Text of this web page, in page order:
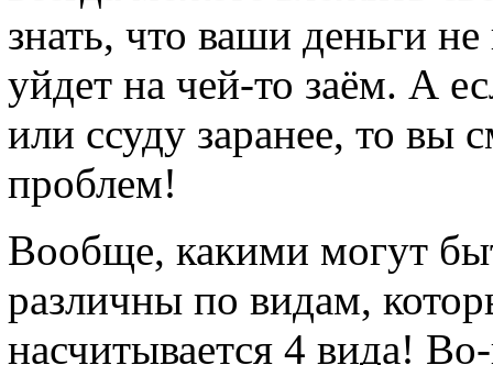
знать, что ваши деньги
уйдет на чей-то заём. А
или ссуду заранее, то вы
проблем!
Вообще, какими могут
различны по видам,
насчитывается 4 вида!